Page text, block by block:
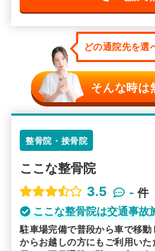
どの通院先を選
そんな時は
整骨院・接骨院
ここな整骨院
3.5
- 件
ここな整骨院は交通事故
駐車場完備で普段から車で移
からお越しの方にもご利用いただけます。 20